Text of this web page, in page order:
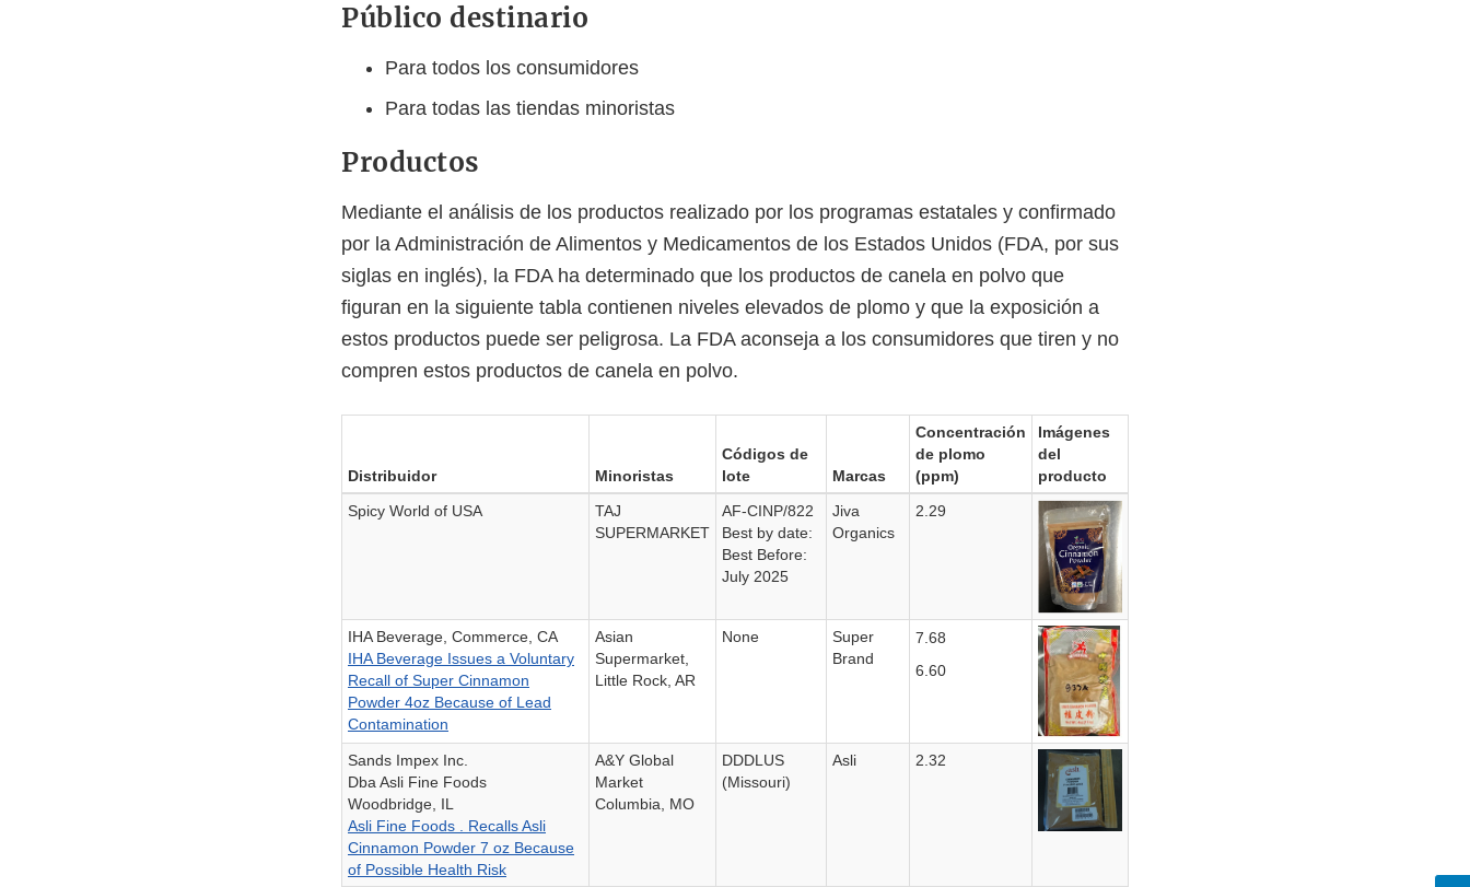
Público destinario
Para todos los consumidores
Para todas las tiendas minoristas
Productos
Mediante el análisis de los productos realizado por los programas estatales y confirmado
por la Administración de Alimentos y Medicamentos de los Estados Unidos (FDA, por sus
siglas en inglés), la FDA ha determinado que los productos de canela en polvo que
figuran en la siguiente tabla contienen niveles elevados de plomo y que la exposición a
estos productos puede ser peligrosa. La FDA aconseja a los consumidores que tiren y no
compren estos productos de canela en polvo.
Distribuidor Minoristas
Códigos de
lote
Marcas
Concentración
de plomo
(ppm)
Imágenes
del
producto
Spicy World of USA
TAJ
SUPERMARKET
AF-CINP/822
Best by date:
Best Before:
July 2025
Jiva
Organics
2.29
IHA Beverage, Commerce, CA
IHA Beverage Issues a Voluntary
Recall of Super Cinnamon
Powder 4oz Because of Lead
Contamination
Asian
Supermarket,
Little Rock, AR
None
Super
Brand
7.68
6.60
Sands Impex Inc.
Dba Asli Fine Foods
Woodbridge, IL
Asli Fine Foods . Recalls Asli
Cinnamon Powder 7 oz Because
of Possible Health Risk
A&Y Global
Market
Columbia, MO
DDDLUS
(Missouri)
Asli 2.32